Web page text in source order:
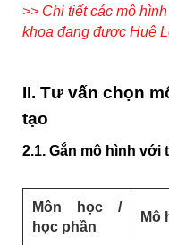
>> Chi tiết các mô
khoa đang được Huê
II. Tư vấn chọn
tạo
2.1. Gắn mô hình
Môn học /
học phần
Mô